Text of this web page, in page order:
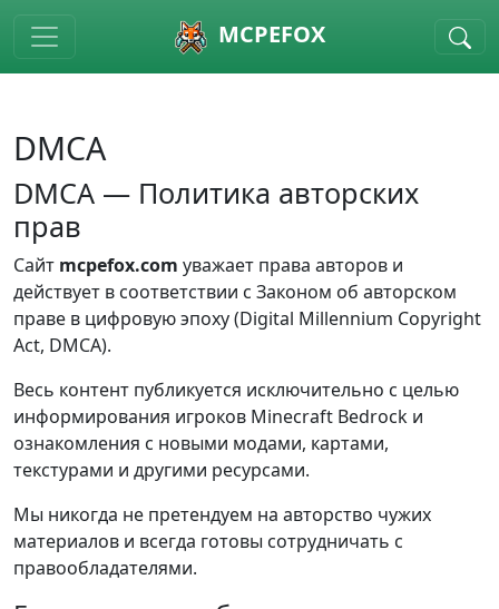
Skip to main content MCPEFOX
DMCA
DMCA — Политика авторских
прав
Сайт mcpefox.com уважает права авторов и
действует в соответствии с Законом об авторском
праве в цифровую эпоху (Digital Millennium Copyright
Act, DMCA).
Весь контент публикуется исключительно с целью
информирования игроков Minecraft Bedrock и
ознакомления с новыми модами, картами,
текстурами и другими ресурсами.
Мы никогда не претендуем на авторство чужих
материалов и всегда готовы сотрудничать с
правообладателями.